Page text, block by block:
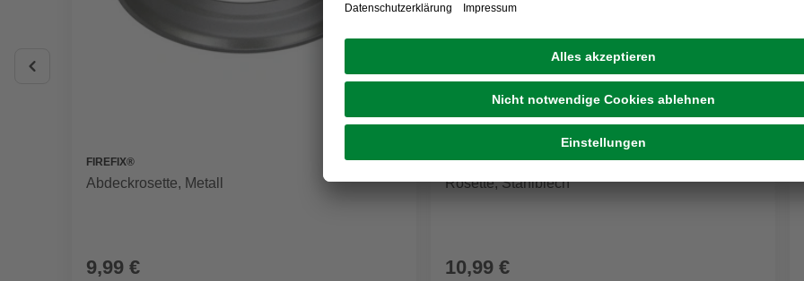
FIREFIX®
Abdeckrosette, Metall
9,99 €
FIREFIX®
Rosette, Stahlblech
10,99 €